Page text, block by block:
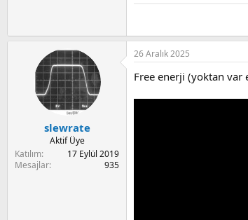
slewrate
Aktif Üye
Katılım
17 Eylül 2019
Mesajlar
935
26 Aralık 2025
Free enerji (yoktan var